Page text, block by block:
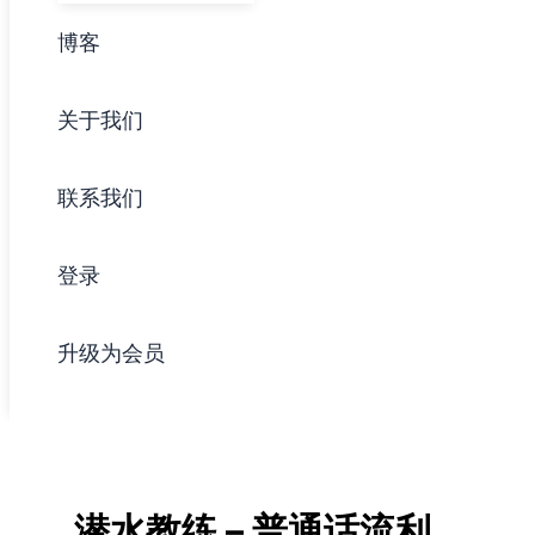
博客
关于我们
联系我们
登录
升级为会员